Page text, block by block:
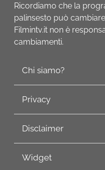
Ricordiamo che la
palinsesto può
Filmintv.it non è
cambiamenti.
Chi siamo?
Privacy
Disclaimer
Widget